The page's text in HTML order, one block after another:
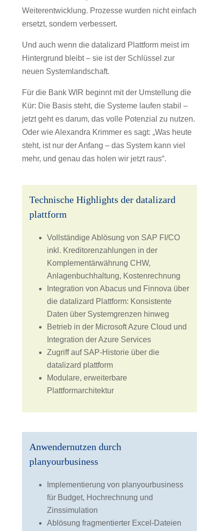
Weiterentwicklung. Prozesse wurden nicht einfach
ersetzt, sondern verbessert.
Und auch wenn die datalizard Plattform meist im
Hintergrund bleibt – sie ist der Schlüssel zur
neuen Systemlandschaft.
Für die Bank WIR beginnt mit der Umstellung die
Kür: Die Basis steht, die Systeme laufen stabil –
jetzt geht es darum, das volle Potenzial zu nutzen.
Oder wie Alexandra Krimmer es sagt: „Was heute
steht, ist nur der Anfang – das System kann viel
mehr, und genau das holen wir jetzt raus“.
Technische Highlights der datalizard
plattform
Vollständige Ablösung von SAP FI/CO
inkl. Kreditorenzahlungen in der
Komplementärwährung CHW,
Anlagenbuchhaltung, Kostenrechnung
Integration von Abacus und Finnova über
die datalizard Plattform: Konsistente
Daten über Systemgrenzen hinweg
Betrieb in der Microsoft Azure Cloud und
Integration der Azure Services
Zugriff auf SAP-Historie über die
datalizard plattform
Modulare, erweiterbare
Plattformarchitektur
Anwendernutzen durch
planyourbusiness
Implementierung von planyourbusiness
für Budget, Hochrechnung und
Zinssimulation
Ablösung fragmentierter Excel-Dateien